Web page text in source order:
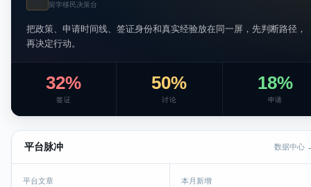
留学移民决策台
把政策、申请时间线、签证身份和真实经验放在同一屏，先判断路径，
再决定行动。
32%
签证
50%
讨论
18%
申请
平台脉冲 数据中心
平台文章 本月新增